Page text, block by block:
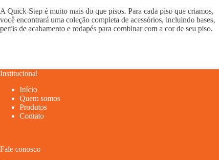
A Quick-Step é muito mais do que pisos. Para cada piso que criamos,
você encontrará uma coleção completa de acessórios, incluindo bases,
perfis de acabamento e rodapés para combinar com a cor de seu piso.
Institucional
Início
Quem somos
Produtos
Contato
Fale conosco